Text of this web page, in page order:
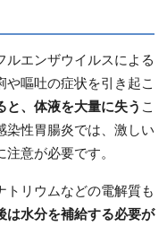
ルエンザウイルスによる
嘔吐の症状を引き起こ
と、体液を大量に失う こ
染性胃腸炎では、激しい
意が必要です。
トリウムなどの電解質も
は水分を補給する必要が